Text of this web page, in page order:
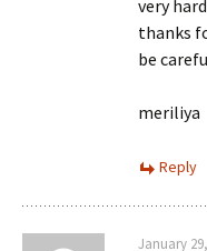
very
thanks
be
meriliya
Reply
January